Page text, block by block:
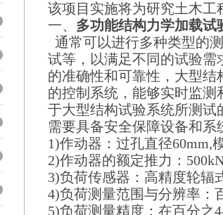
该项目实施将为研究土木
一、 多功能结构力学加载试
通常可以进行多种类型的
试等，以满足不同的试验需
的准确性和可靠性，大型
的控制系统，能够实时监
于大型结构试验系统所测
需要具备安全保障设备和
1)作动器：过孔直径60mm,
2)作动器的额定推力：
3)负荷传感器：高精度轮辐
4)负荷测量范围与分辨率：
5)负荷测量精度：在百分之